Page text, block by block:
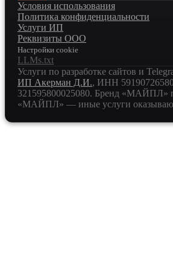
Условия использования
Политика конфиденциальности
Услуги ИП
Реквизиты ООО
Настройки cookie
LLMs.txt
Услуги по разработке сайтов и
ИП Акерман Д.И., ИНН
321595800025080. Бренд «МАЙПЛ»
«МАЙПЛ» — иные услуги